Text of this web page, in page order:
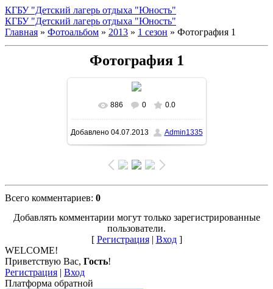
КГБУ "Детский лагерь отдыха "Юность"
КГБУ "Детский лагерь отдыха "Юность"
Главная » Фотоальбом » 2013 » 1 сезон » Фотография 1
Фотография 1
В реальном размере
1500x1004/ 245.8Kb
886 0 0.0
Добавлено04.07.2013 Admin1335
Всего комментариев: 0
Добавлять комментарии могут только зарегистрированные
пользователи.
[ Регистрация| Вход]
WELCOME!
Приветствую Вас, Гость!
Регистрация | Вход
Платформа обратной